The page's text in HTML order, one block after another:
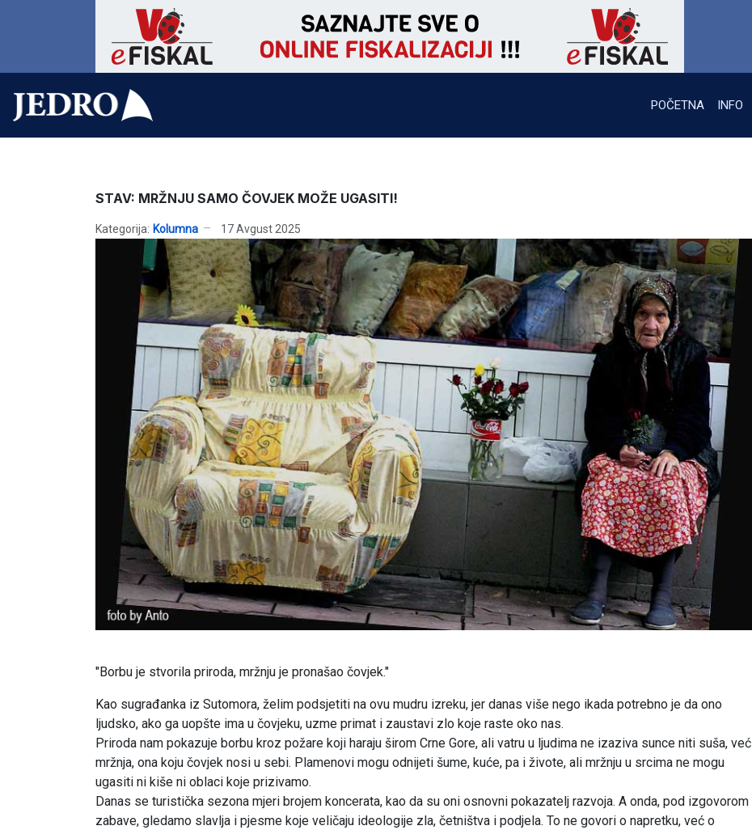
POČETNA INFO
STAV: MRŽNJU SAMO ČOVJEK MOŽE UGASITI!
Kategorija: Kolumna 17 Avgust 2025
"Borbu je stvorila priroda, mržnju je pronašao čovjek."
Kao sugrađanka iz Sutomora, želim podsjetiti na ovu mudru izreku, jer danas više nego ikada potrebno je da ono
ljudsko, ako ga uopšte ima u čovjeku, uzme primat i zaustavi zlo koje raste oko nas.
Priroda nam pokazuje borbu kroz požare koji haraju širom Crne Gore, ali vatru u ljudima ne izaziva sunce niti suša, već
mržnja, ona koju čovjek nosi u sebi. Plamenovi mogu odnijeti šume, kuće, pa i živote, ali mržnju u srcima ne mogu
ugasiti ni kiše ni oblaci koje prizivamo.
Danas se turistička sezona mjeri brojem koncerata, kao da su oni osnovni pokazatelj razvoja. A onda, pod izgovorom
zabave, gledamo slavlja i pjesme koje veličaju ideologije zla, četništva i podjela. To ne govori o napretku, već o